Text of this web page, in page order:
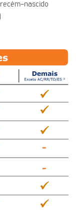
nascido